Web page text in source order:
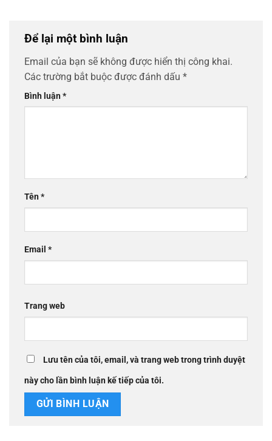
Để lại một bình luận
Email của bạn sẽ không được hiển thị công khai.
Các trường bắt buộc được đánh dấu *
Bình luận*
Tên*
Email *
Trang web
Lưu tên của tôi, email, và trang web trong trình duyệt
này cho lần bình luận kế tiếp của tôi.